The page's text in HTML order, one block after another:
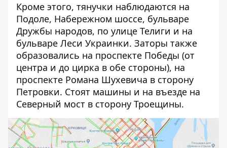
Кроме этого, тянучки наблюдаются на
Подоле, Набережном шоссе, бульваре
Дружбы народов, по улице Телиги и на
бульваре Леси Украинки. Заторы также
образовались на проспекте Победы (от
центра и до цирка в обе стороны), на
проспекте Романа Шухевича в сторону
Петровки. Стоят машины и на въезде на
Северный мост в сторону Троещины.